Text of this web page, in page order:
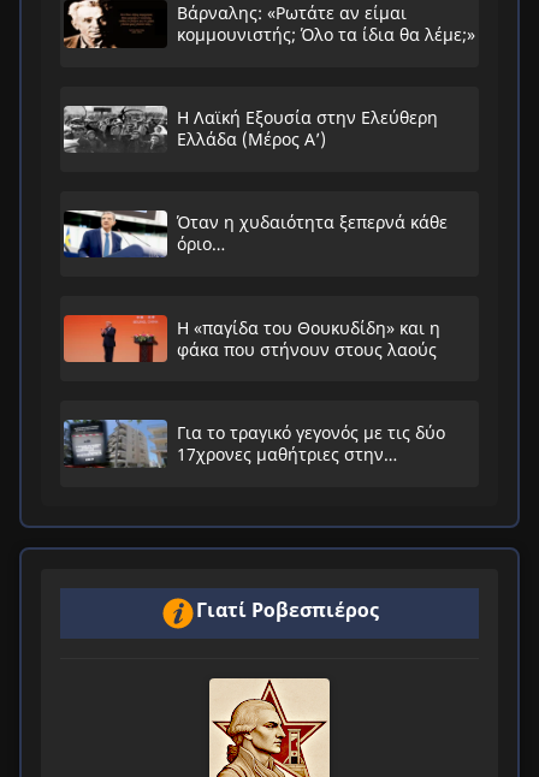
Βάρναλης: «Ρωτάτε αν είμαι
κομμουνιστής; Όλο τα ίδια θα λέμε;»
Η Λαϊκή Εξουσία στην Ελεύθερη
Ελλάδα (Μέρος Α’)
Όταν η χυδαιότητα ξεπερνά κάθε
όριο…
Η «παγίδα του Θουκυδίδη» και η
φάκα που στήνουν στους λαούς
Για το τραγικό γεγονός με τις δύο
17χρονες μαθήτριες στην
Γιατί Ροβεσπιέρος